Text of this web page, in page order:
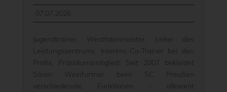
07.07.2026
Jugendtrainer, Westfalenmeister, Leiter des
Leistungszentrums, Interims-Co-Trainer bei den
Profis, Präsidiumsmitglied: Seit 2007 bekleidet
Sören Weinfurtner beim SC Preußen
verschiedenste Funktionen – allesamt